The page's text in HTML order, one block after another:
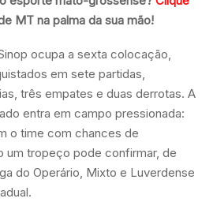
MT na palma da sua mão!
ocupa a sexta colocação,
em sete partidas,
três empates e duas derrotas. A
entra em campo pressionada:
o time com chances de
um tropeço pode confirmar, de
do Operário, Mixto e Luverdense